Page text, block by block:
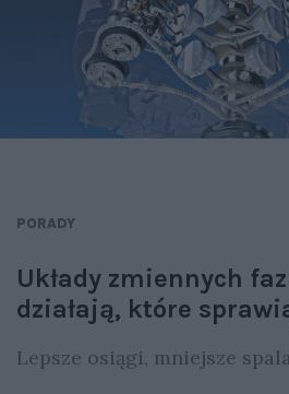
PORADY
Układy zmiennych
działają, które
Lepsze osiągi, mniejsze